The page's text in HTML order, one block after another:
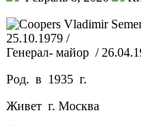
25.10.1979 /
Генерал- майор /
Род. в 1935 г.
Живет г. Москва